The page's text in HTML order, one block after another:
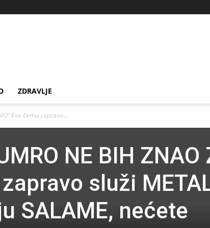
ZDRAVLJE
Evo čemu zapravo...
NE BIH ZNAO
služi
SALAME, nećete